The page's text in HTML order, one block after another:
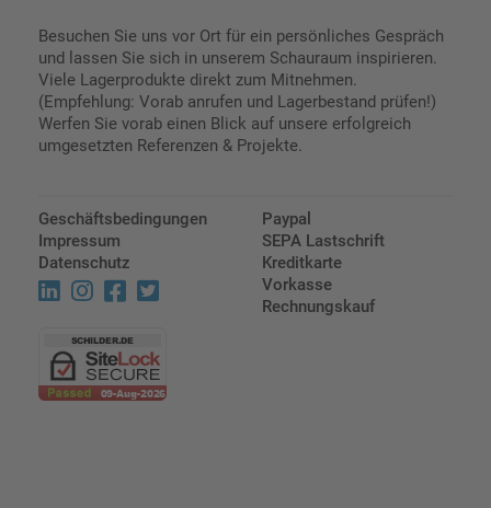
Besuchen Sie uns vor Ort für ein persönliches Gespräch
und lassen Sie sich in unserem Schauraum inspirieren.
Viele Lagerprodukte direkt zum Mitnehmen.
(Empfehlung: Vorab anrufen und Lagerbestand prüfen!)
Werfen Sie vorab einen Blick auf unsere erfolgreich
umgesetzten Referenzen & Projekte.
Geschäftsbedingungen
Impressum
Datenschutz
Paypal
SEPA Lastschrift
Kreditkarte
Vorkasse
Rechnungskauf